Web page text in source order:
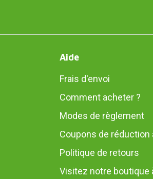
Aide
Frais d'envoi
Comment acheter ?
Modes de règlement
Coupons de
Politique de retours
Visitez notre boutique